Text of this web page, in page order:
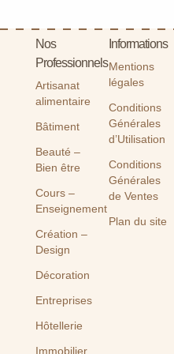
Nos
Professionnels
Artisanat
alimentaire
Bâtiment
Beauté –
Bien être
Cours –
Enseignement
Création –
Design
Décoration
Entreprises
Hôtellerie
Immobilier
Informations
Mentions
légales
Conditions
Générales
d’Utilisation
Conditions
Générales
de Ventes
Plan du site